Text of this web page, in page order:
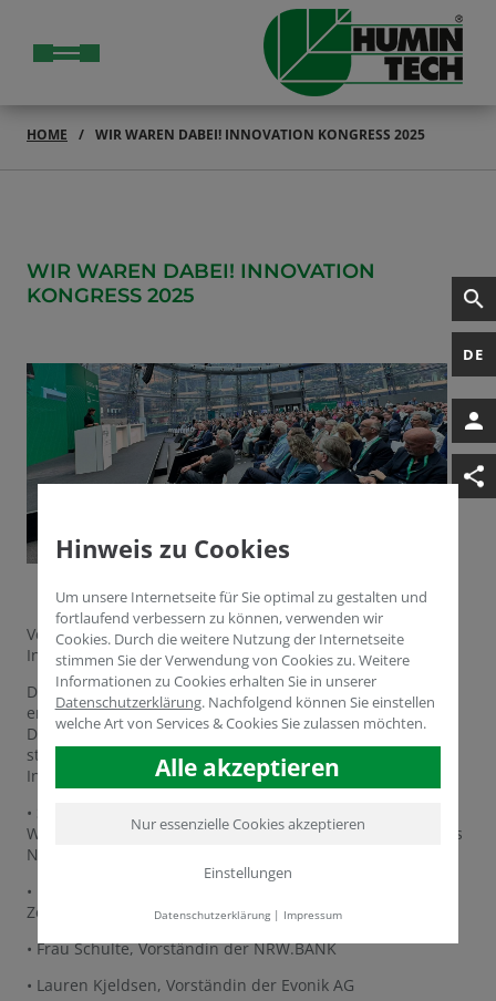
DE
HOME WIR WAREN DABEI! INNOVATION KONGRESS 2025
WIR WAREN DABEI! INNOVATION
KONGRESS 2025
Vergangene Woche durften wir Teil des
Innovationskongress 2025 sein.
Der Kongress wurde von Ministerpräsident Hendrik Wüst
eröffnet. Anschließend fand eine spannende
Diskussionsrunde zum Thema „Innovationsstandort NRW“
statt, bei der Expert:innen aus Politik, Wissenschaft,
Industrie und Finanzwesen vertreten waren:
• Silke Krebs, Staatssekretärin im Ministerium für
Wirtschaft, Industrie, Klimaschutz und Energie des Landes
Nordrhein-Westfalen
• Prof. Achim Wambach, Präsident des ZEW – Leibniz-
Zentrum für Europäische Wirtschaftsforschung
• Frau Schulte, Vorständin der NRW.BANK
• Lauren Kjeldsen, Vorständin der Evonik AG
Hinweis zu Cookies
Um unsere Internetseite für Sie optimal zu gestalten und
fortlaufend verbessern zu können, verwenden wir
Cookies. Durch die weitere Nutzung der Internetseite
stimmen Sie der Verwendung von Cookies zu. Weitere
Informationen zu Cookies erhalten Sie in unserer
Datenschutzerklärung. Nachfolgend können Sie einstellen
welche Art von Services & Cookies Sie zulassen möchten.
Alle akzeptieren
Nur essenzielle Cookies akzeptieren
Einstellungen
Datenschutzerklärung| Impressum